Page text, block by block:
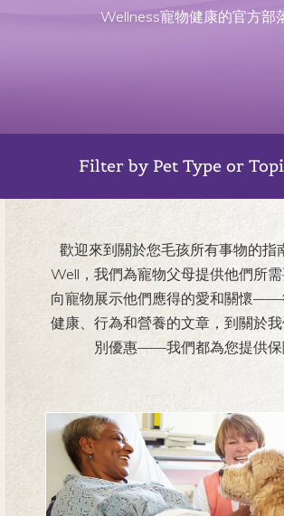
Wellness寵物健康的官方部
歡迎來到關於您毛孩所有事物的指
Well，我們為寵物父母提供他們所需
向寵物展示他們應得的愛和關懷——
健康、行為和營養的文章，到關於
別優惠——我們都為您提供保
Filter by Pet Type or